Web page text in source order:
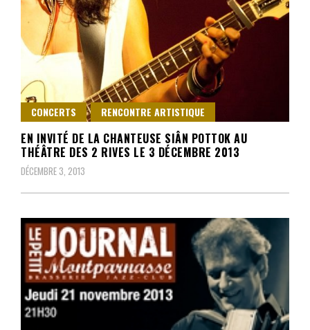
CONCERTS RENCONTRE ARTISTIQUE
EN INVITÉ DE LA CHANTEUSE SIÂN POTTOK AU
THÉÂTRE DES 2 RIVES LE 3 DÉCEMBRE 2013
DÉCEMBRE 3, 2013